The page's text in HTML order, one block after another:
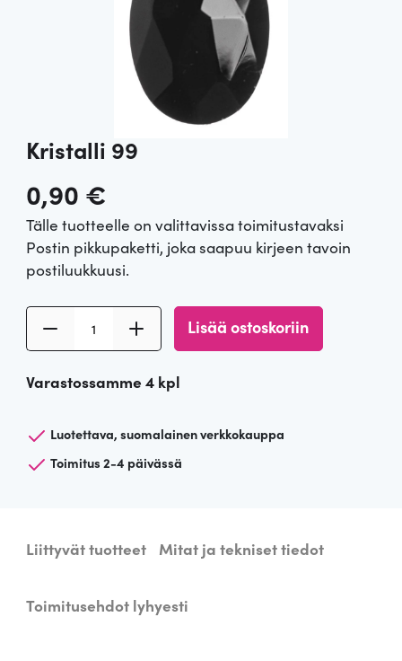
Kristalli 99
0,90 €
Tälle tuotteelle on valittavissa toimitustavaksi
Postin pikkupaketti, joka saapuu kirjeen tavoin
postiluukkuusi.
s
a
l
9
ä
Lisää ostoskoriin
Varastossamme 4 kpl
Luotettava, suomalainen verkkokauppa
Toimitus 2-4 päivässä
Liittyvät tuotteet Mitat ja tekniset tiedot
Toimitusehdot lyhyesti